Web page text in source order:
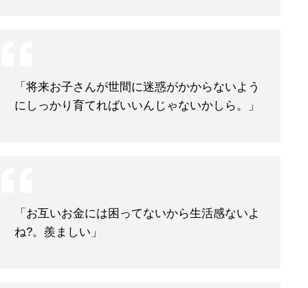
「将来お子さんが世間に迷惑がかからないよう
にしっかり育てればいいんじゃないかしら。」
「お互いお金には困ってないから生活感ないよ
ね?。羨ましい」